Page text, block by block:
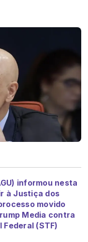
informou nesta
à Justiça dos
movido
Media contra
(STF)